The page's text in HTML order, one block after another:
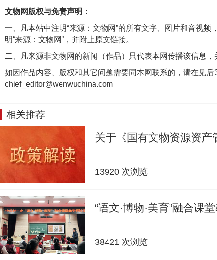
文物网版权与免责声明：
一、凡本站中注明“来源：文物网”的所有文字、图片和音视
明“来源：文物网”，并附上原文链接。
二、凡来源非文物网的新闻（作品）只代表本网传播该信息
如因作品内容、版权和其它问题需要同本网联系的，请在见后
chief_editor@wenwuchina.com
相关推荐
关于《国有文物资源资
13920 次浏览
“语文·博物·美育”融合课
38421 次浏览